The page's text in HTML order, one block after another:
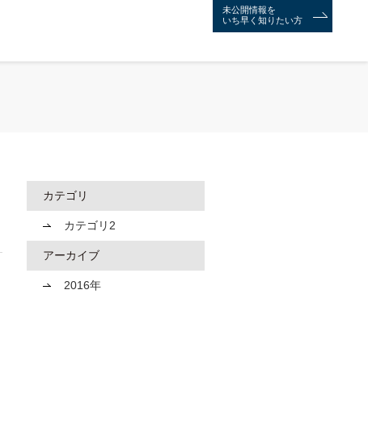
未公開情報を
いち早く知りたい方
カテゴリ
カテゴリ2
アーカイブ
2016年